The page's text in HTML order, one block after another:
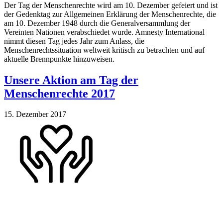
Der Tag der Menschenrechte wird am 10. Dezember gefeiert und ist
der Gedenktag zur Allgemeinen Erklärung der Menschenrechte, die
am 10. Dezember 1948 durch die Generalversammlung der
Vereinten Nationen verabschiedet wurde. Amnesty International
nimmt diesen Tag jedes Jahr zum Anlass, die
Menschenrechtssituation weltweit kritisch zu betrachten und auf
aktuelle Brennpunkte hinzuweisen.
Unsere Aktion am Tag der
Menschenrechte 2017
15. Dezember 2017